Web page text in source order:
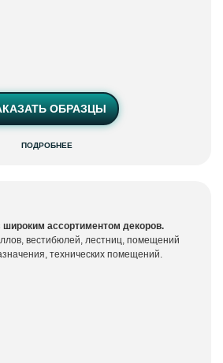
ОБРАЗЦЫ
ПОДРОБНЕЕ
широким ассортиментом декоров.
вестибюлей, лестниц, помещений
технических помещений.